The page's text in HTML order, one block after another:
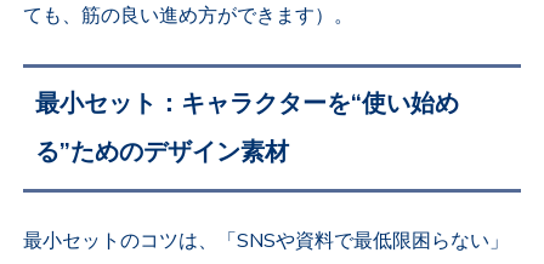
ても、筋の良い進め方ができます）。
最小セット：キャラクターを“使い始め
る”ためのデザイン素材
最小セットのコツは、「SNSや資料で最低限困らない」